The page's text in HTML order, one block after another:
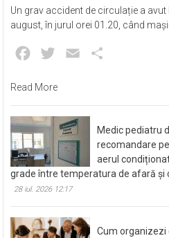
Un grav accident de circulație a
august, în jurul orei 01.20, când
Facebook
Twitter Email
Read More
Medic pediatru
recomandare
aerul
grade între temperatura de afară și
28 iul. 2026 12:17
Cum organizezi